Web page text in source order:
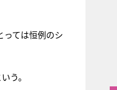
っては恒例のシ
う。